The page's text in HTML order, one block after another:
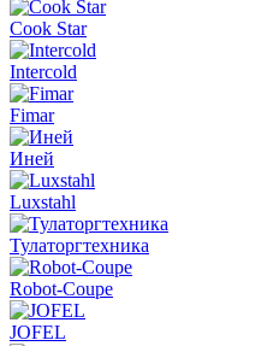
Cook Star
Intercold
Fimar
Иней
Luxstahl
Тулаторгтехника
Robot-Coupe
JOFEL